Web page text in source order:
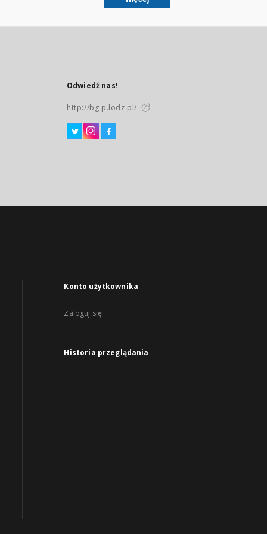
Odwiedź nas!
http://bg.p.lodz.pl/
Konto użytkownika
Zaloguj się
Historia przeglądania